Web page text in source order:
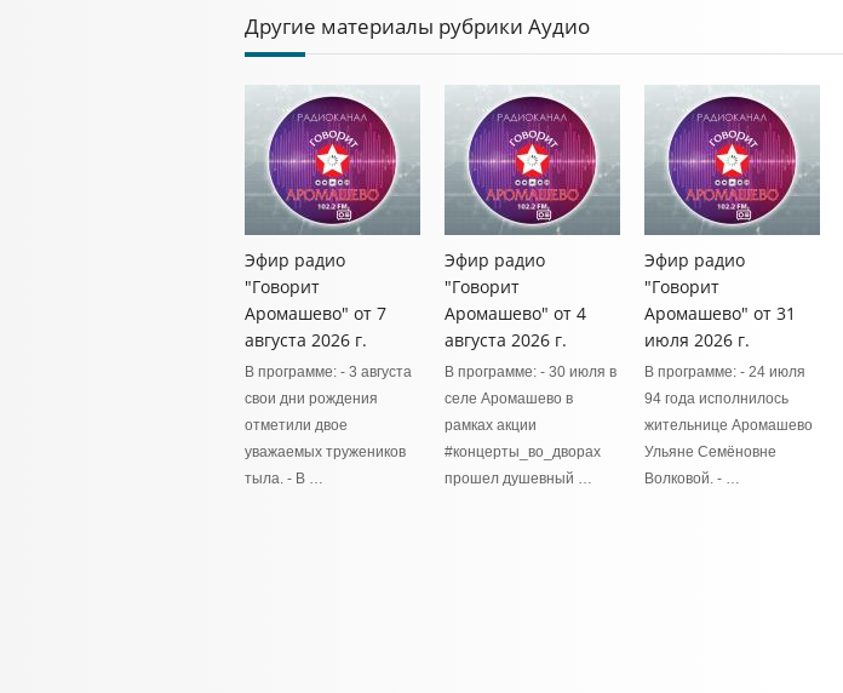
Другие материалы рубрики Аудио
Эфир радио
"Говорит
Аромашево" от 7
августа 2026 г.
В программе: - 3 августа
свои дни рождения
отметили двое
уважаемых тружеников
тыла. - В …
Эфир радио
"Говорит
Аромашево" от 4
августа 2026 г.
В программе: - 30 июля в
селе Аромашево в
рамках акции
#концерты_во_дворах
прошел душевный …
Эфир радио
"Говорит
Аромашево" от 31
июля 2026 г.
В программе: - 24 июля
94 года исполнилось
жительнице Аромашево
Ульяне Семёновне
Волковой. - …